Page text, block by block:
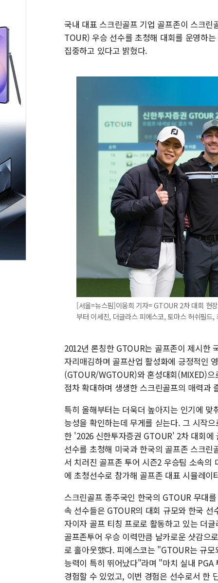
국내 대표 스크린골프 기업 골프존이 스크
TOUR) 우승 선수를 초청해 대회를 운영하
집중하고 있다고 밝혔다.
[서울=뉴스핌]이웅희 기자= GTOUR 2차 대회 현
부터 이세진, 더글라스 피에스코, 토마스 허쉬
2012년 론칭한 GTOUR는 골프존이 제시한
자리매김하며 골프산업 활성화에 긍정적인
(GTOUR/WGTOUR)와 혼성대회(MIXED)
점차 확대하며 생생한 스크린골프의 매력과
특히 올해부터는 더욱더 높아지는 인기에
능성을 확인하는데 무게를 싣는다. 그 시작
한 '2026 신한투자증권 GTOUR' 2차 대회
선수를 초청해 미국과 한국의 골프존 스크
서 치러진 골프존 투어 시즌2 우승팀 소속
에 초청선수로 참가해 골프존 대표 시뮬레
스크린골프 종주국인 한국의 GTOUR 무대
속 선수들은 GTOUR의 대회 규모와 한국
자이자 골프 티칭 프로로 활동하고 있는 더
골프존투어 우승 이력만큼 날카로운 샷감으
로 홀아웃했다. 피에스코는 "GTOUR는 규
능력이 특히 뛰어났다"라며 "마치 실내
경험할 수 있었고, 이번 경험은 선수로서 한